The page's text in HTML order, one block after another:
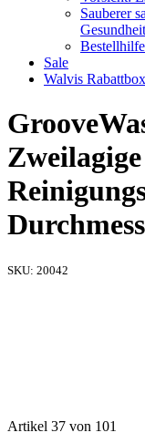
Sauberer
Sale
Walvis
SKU: 20042
Artikel 37 von 101